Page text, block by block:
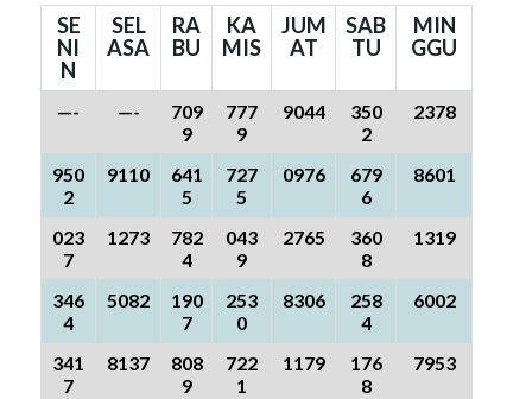
SE
NI
N
SEL
ASA
RA
BU
KA
MIS
JUM
AT
SAB
TU
MIN
GGU
—- —-
709
9
777
9
9044
350
2
2378
950
2
9110
641
5
727
5
0976
679
6
8601
023
7
1273
782
4
043
9
2765
360
8
1319
346
4
5082
190
7
253
0
8306
258
4
6002
341
7
8137
808
9
722
1
1179
176
8
7953